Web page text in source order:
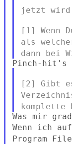
jetzt wird
[1] Wenn
als
dann bei
[2] Gibt
komplette
Wenn ich
Program